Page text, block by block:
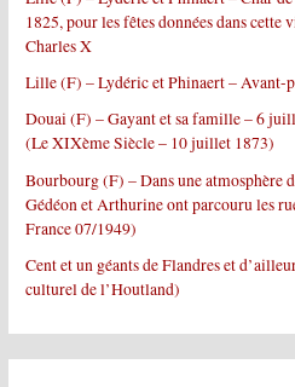
r
:
1825, pour les fêtes données dans cette
Charles X
Lille (F) – Lydéric et Phinaert – Avant-
Douai (F) – Gayant et sa famille – 6
(Le XIXème Siècle – 10 juillet 1873)
Bourbourg (F) – Dans une atmosphère
Gédéon et Arthurine ont parcouru les
France 07/1949)
Cent et un géants de Flandres et
culturel de l’Houtland)